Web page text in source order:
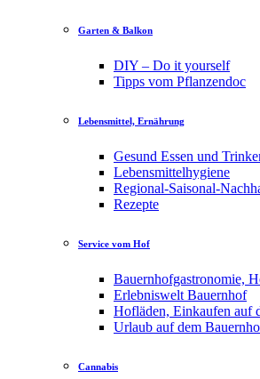
Garten & Balkon
DIY – Do it yourself
Tipps vom Pflanzendoc
Lebensmittel, Ernährung
Gesund Essen und
Lebensmittelhygiene
Regional-Saisonal-
Rezepte
Service vom Hof
Bauernhofgastronomie,
Erlebniswelt Bauernhof
Hofläden, Einkaufen auf
Urlaub auf dem
Cannabis